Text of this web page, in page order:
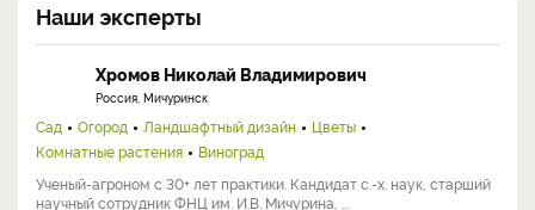
Наши эксперты
Хромов Николай Владимирович
Россия, Мичуринск
Сад Огород Ландшафтный дизайн
Цветы
Комнатные растения
Виноград
Ученый-агроном с 30+ лет практики. Кандидат с.-х. наук, старший
научный сотрудник ФНЦ им. И.В. Мичурина, ...